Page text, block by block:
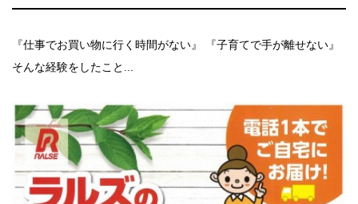
『仕事でお買い物に行く時間がない』 『子育てで手が離せない』
そんな経験をしたこと...